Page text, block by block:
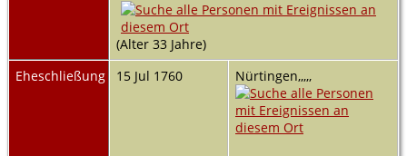
(Alter 33 Jahre)
Eheschließung
15 Jul 1760 Nürtingen,,,,,